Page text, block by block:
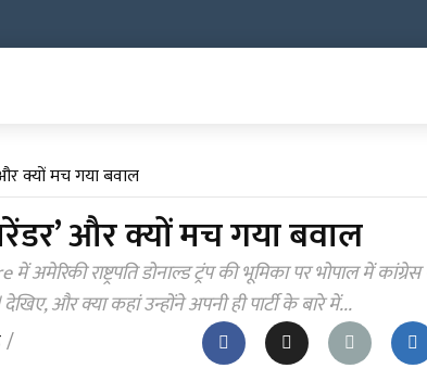
क्यों मच गया बवाल
और क्यों मच गया बवाल
राष्ट्रपति डोनाल्ड ट्रंप की भूमिका पर भोपाल में कांग्रेस
और क्या कहां उन्होंने अपनी ही पार्टी के बारे में...